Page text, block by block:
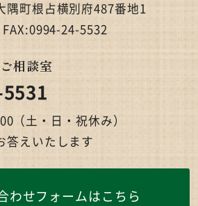
隅町根占横別府487番地1
24-5532
相談室
（土・日・祝休み）
答えいたします
わせフォームはこちら